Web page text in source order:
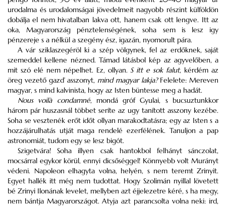
urodalma és urodalomságai jövedelmeit nagyobb részint külföldön
dobálja el nem hivatalban lakva ott, hanem csak ott lengve. Itt az
oka, Magyarország pénztelenségének, soha sem is lesz igy
pénzereje s a nélkül a szegény ész, igazán, nyomorult pára.
A vár sziklaszegéröl ki a szép völgynek, fel az erdőknek, saját
szemeddel kellene nézned. Támad látásbol kép az agyvelőben, a
mit szó elé nem népelhet. Ez, ollyan. S itt e sok falut, kérdém az
öreg vezető gazd’ asszonyt, mind magyar lakja?Felelete: Mereven
magyar, s mind kalvinista, hogy az Isten büntesse meg a hadát.
Nous voilà condamné, mondá gróf Gyulai, s bucsuztunkkor
három pár huszasnál többet seríte az ugy tanított asszony kezébe.
Soha se vesztenék erőt időt ollyan marakodtatásra; egy az Isten s a
hozzájárulhatás utját maga rendelé ezerfélének. Tanuljon a pap
astronomiát, tudom egy se lesz bigót.
Szigetvára! Soha illyen csak hantokbol felhányt sánczolat,
mocsárral egykor körül, ennyi dicsőséggel! Könnyebb volt Murányt
védeni. Napoleon elhagyta volna, helyén, s nem teremt Zrinyit.
Egyet hallék itt még nem tudottat. Hogy Szolimán nyillal lövetett
bé Zrinyi Ilonának levelet, mellyben azt éjjelezetre kéré, s ha megy,
nem bántja Magyarországot. Atyja azt parancsolta volna neki: ird,